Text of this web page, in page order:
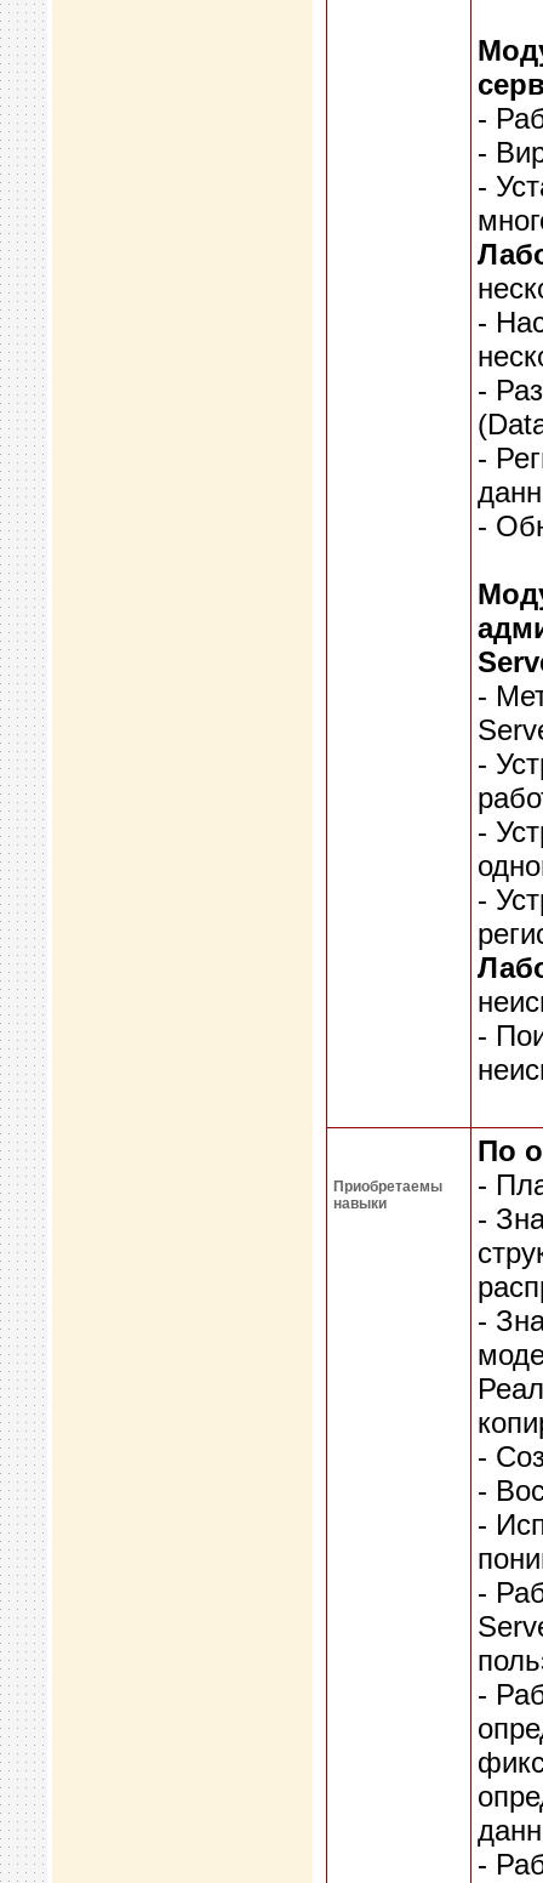
-
-
-
-
-
-
-
-
-
-
-
-
Приобретаемы
навыки
По
-
-
-
-
-
-
-
-
-